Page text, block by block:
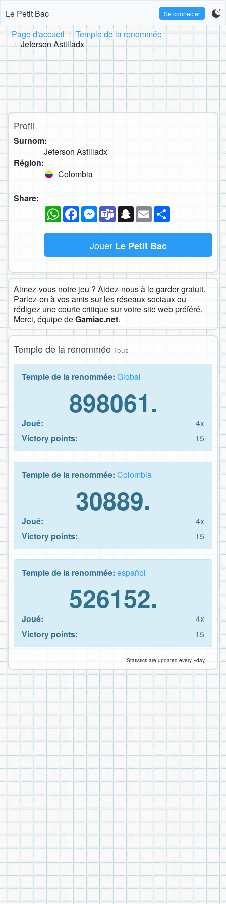
Le Petit Bac Se connecter
Page d'accueil
Temple de la renommée
Jeferson Astilladx
Profil
Surnom:
Jeferson Astilladx
Région:
Colombia
Share:
WhatsAppFacebookMessenger
TeamsSnapchat
Email
Jouer Le Petit Bac
Aimez-vous notre jeu ? Aidez-nous à le garder gratuit.
Parlez-en à vos amis sur les réseaux sociaux ou
rédigez une courte critique sur votre site web préféré.
Merci, équipe deGamiac.net.
Temple de la renommée Tous
Temple de la renommée: Global
898061.
Joué:
4x
Victory points:
15
Temple de la renommée: Colombia
30889.
Joué:
4x
Victory points:
15
Temple de la renommée: español
526152.
Joué:
4x
Victory points:
15
Statistics are updated every ~day